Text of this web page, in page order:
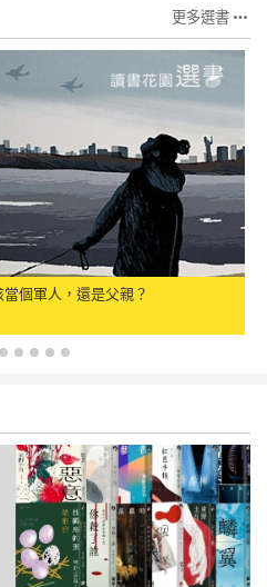
更多選書
個軍人，還是父親？